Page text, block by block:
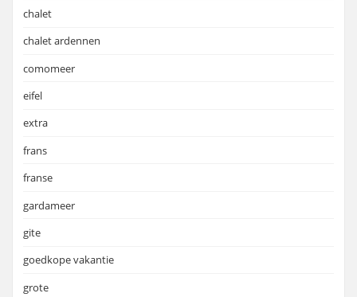
chalet
chalet ardennen
comomeer
eifel
extra
frans
franse
gardameer
gite
goedkope vakantie
grote